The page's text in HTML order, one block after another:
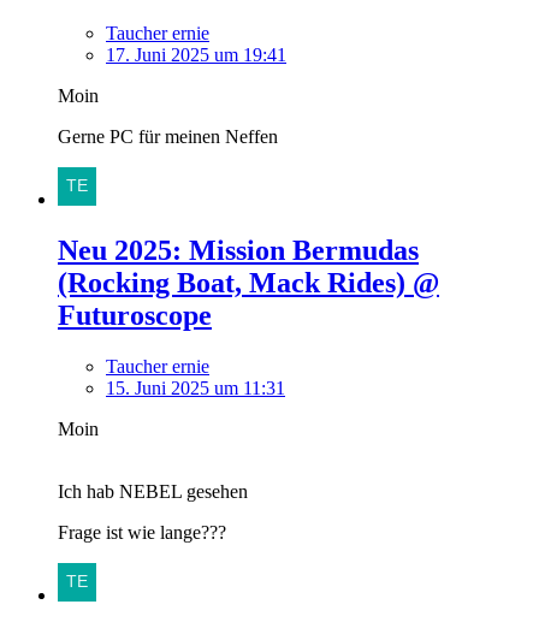
Taucher ernie
17. Juni 2025 um 19:41
Moin
Gerne PC für meinen Neffen
Neu 2025: Mission Bermudas
(Rocking Boat, Mack Rides) @
Futuroscope
Taucher ernie
15. Juni 2025 um 11:31
Moin
Ich hab NEBEL gesehen
Frage ist wie lange???